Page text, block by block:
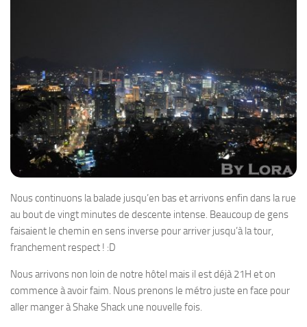
Nous continuons la balade jusqu’en bas et arrivons enfin dans la rue
au bout de vingt minutes de descente intense. Beaucoup de gens
faisaient le chemin en sens inverse pour arriver jusqu’à la tour,
franchement respect ! :D
Nous arrivons non loin de notre hôtel mais il est déjà 21H et on
commence à avoir faim. Nous prenons le métro juste en face pour
aller manger à Shake Shack une nouvelle fois.